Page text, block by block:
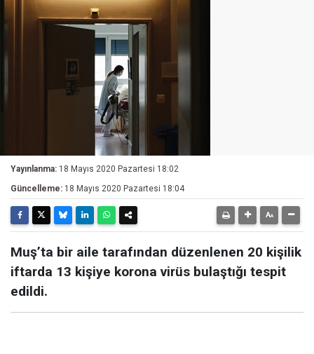
Yayınlanma: 18 Mayıs 2020 Pazartesi 18:02
Güncelleme: 18 Mayıs 2020 Pazartesi 18:04
Muş’ta bir aile tarafından düzenlenen 20 kişilik
iftarda 13 kişiye korona virüs bulaştığı tespit
edildi.